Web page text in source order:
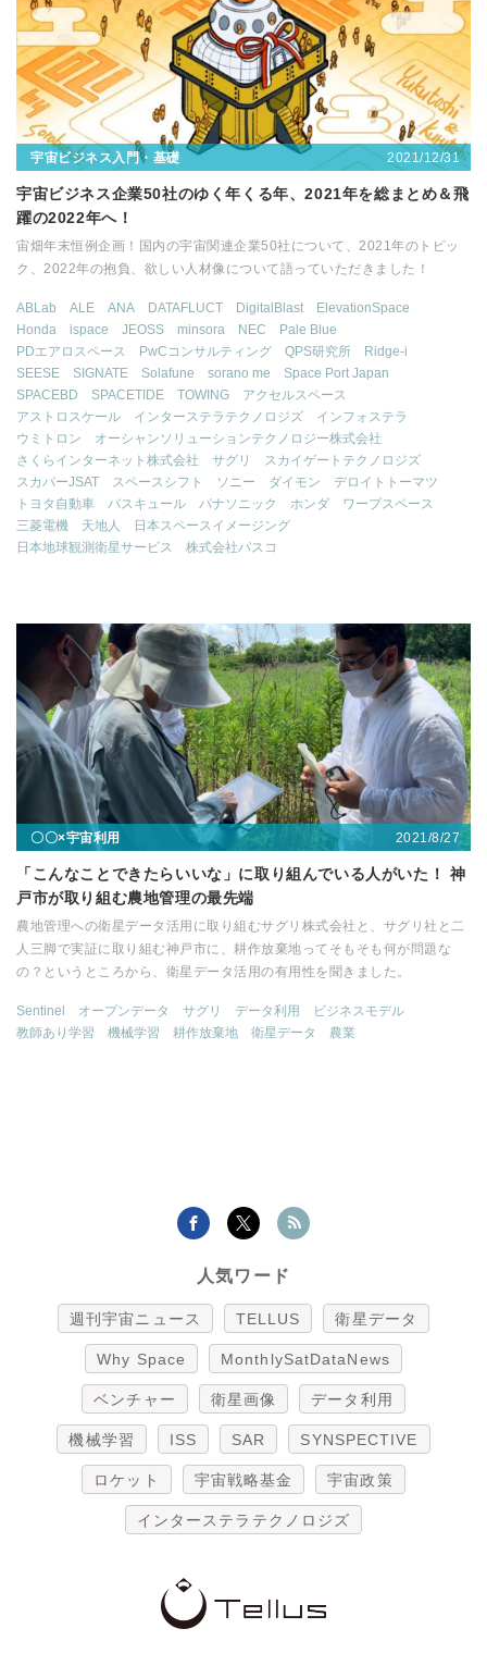
宇宙ビジネス入門・基礎 2021/12/31
宇宙ビジネス企業50社のゆく年くる年、2021年を総まとめ＆飛
躍の2022年へ！
宙畑年末恒例企画！国内の宇宙関連企業50社について、2021年のトピッ
ク、2022年の抱負、欲しい人材像について語っていただきました！
ABLab ALE ANA DATAFLUCT DigitalBlast
ElevationSpace
Honda
ispace JEOSS minsora NEC
Pale Blue
PDエアロスペース
PwCコンサルティング QPS研究所
Ridge-i
SEESE
SIGNATE Solafune sorano me
Space Port Japan
SPACEBD
SPACETIDE TOWING
アクセルスペース
アストロスケール
インターステラテクノロジズ
インフォステラ
ウミトロン
オーシャンソリューションテクノロジー株式会社
さくらインターネット株式会社
サグリ
スカイゲートテクノロジズ
スカパーJSAT
スペースシフト ソニー ダイモン
デロイトトーマツ
トヨタ自動車
バスキュール パナソニック ホンダ
ワープスペース
三菱電機
天地人
日本スペースイメージング
日本地球観測衛星サービス
株式会社パスコ
〇〇×宇宙利用 2021/8/27
「こんなことできたらいいな」に取り組んでいる人がいた！ 神
戸市が取り組む農地管理の最先端
農地管理への衛星データ活用に取り組むサグリ株式会社と、サグリ社と二
人三脚で実証に取り組む神戸市に、耕作放棄地ってそもそも何が問題な
の？というところから、衛星データ活用の有用性を聞きました。
Sentinel オープンデータ サグリ データ利用
ビジネスモデル
教師あり学習
機械学習 耕作放棄地 衛星データ 農業
人気ワード
週刊宇宙ニュース TELLUS 衛星データ
Why Space MonthlySatDataNews
ベンチャー 衛星画像 データ利用
機械学習 ISS SAR SYNSPECTIVE
ロケット 宇宙戦略基金 宇宙政策
インターステラテクノロジズ